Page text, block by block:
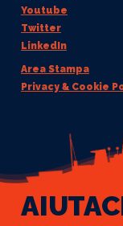
Youtube
Twitter
LinkedIn
Area Stampa
Privacy & Cookie